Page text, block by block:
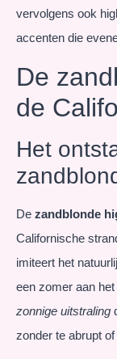
vervolgens ook
accenten die
De
de
Het
De zandblonde
Californische
imiteert het
een zomer aan
zonnige uitstraling
zonder te abrupt